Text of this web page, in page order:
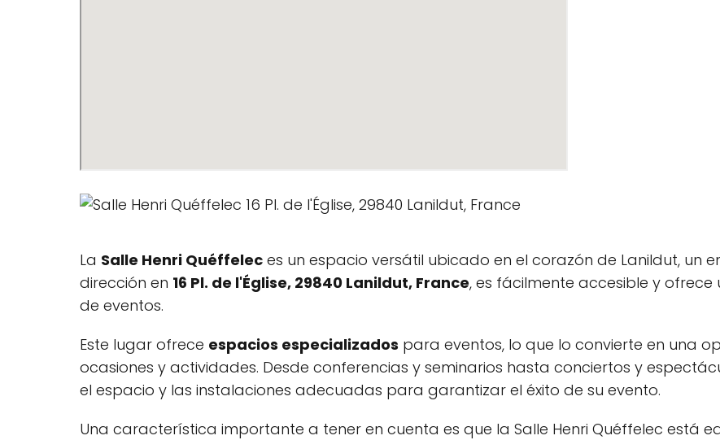
La Salle Henri Quéffelec es un espacio versátil ubicado en el corazón de Lanildut, un
dirección en 16 Pl. de l'Église, 29840 Lanildut, France, es fácilmente accesible y
de eventos.
Este lugar ofrece espacios especializados para eventos, lo que lo convierte en una
ocasiones y actividades. Desde conferencias y seminarios hasta conciertos y
el espacio y las instalaciones adecuadas para garantizar el éxito de su evento.
Una característica importante a tener en cuenta es que la Salle Henri Quéffelec está